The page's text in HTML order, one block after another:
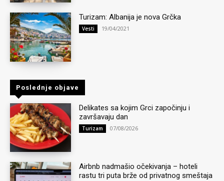
Turizam: Albanija je nova Grčka
Vesti 19/04/2021
Poslednje objave
Delikates sa kojim Grci započinju i
završavaju dan
Turizam 07/08/2026
Airbnb nadmašio očekivanja – hoteli
rastu tri puta brže od privatnog smeštaja